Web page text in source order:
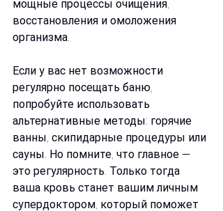
мощные процессы очищения,
восстановления и омоложения
организма.
Если у вас нет возможности
регулярно посещать баню,
попробуйте использовать
альтернативные методы: горячие
ванны, скипидарные процедуры или
сауны. Но помните, что главное —
это регулярность. Только тогда
ваша кровь станет вашим личным
супердоктором, который поможет